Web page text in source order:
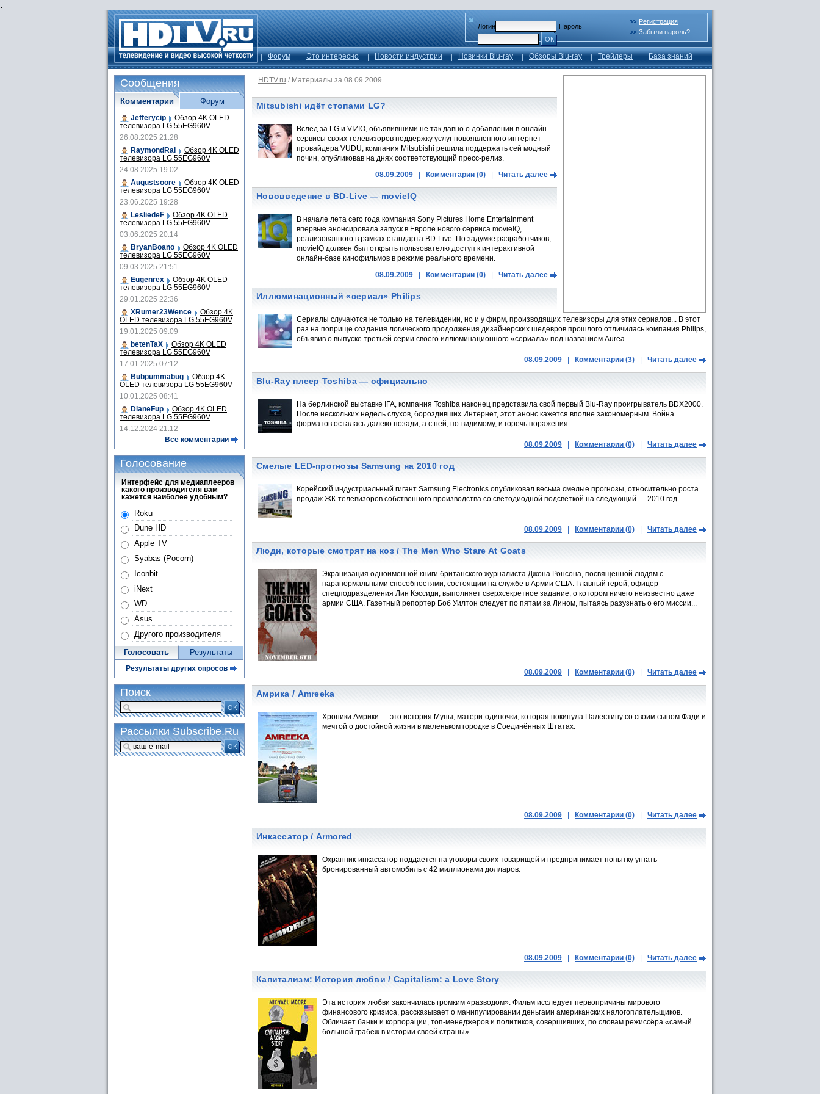
.
Логин
Пароль
ОК
Регистрация
Забыли пароль?
Форум Это интересно Новости индустрии Новинки Blu-ray Обзоры Blu-ray Трейлеры База знаний
HDTV.ru / Материалы за 08.09.2009
Mitsubishi идёт стопами LG?
Вслед за LG и VIZIO, объявившими не так давно о добавлении в онлайн-
сервисы своих телевизоров поддержку услуг новоявленного интернет-
провайдера VUDU, компания Mitsubishi решила поддержать сей модный
почин, опубликовав на днях соответствующий пресс-релиз.
08.09.2009
Комментарии (0) Читать далее
Нововведение в BD-Live — movieIQ
В начале лета сего года компания Sony Pictures Home Entertainment
впервые анонсировала запуск в Европе нового сервиса movieIQ,
реализованного в рамках стандарта BD-Live. По задумке разработчиков,
movieIQ должен был открыть пользователю доступ к интерактивной
онлайн-базе кинофильмов в режиме реального времени.
08.09.2009
Комментарии (0) Читать далее
Иллюминационный «сериал» Philips
Сериалы случаются не только на телевидении, но и у фирм, производящих телевизоры для этих сериалов... В этот
раз на поприще создания логического продолжения дизайнерских шедевров прошлого отличилась компания Philips,
объявив о выпуске третьей серии своего иллюминационного «сериала» под названием Aurea.
08.09.2009 Комментарии (3) Читать далее
Blu-Ray плеер Toshiba — официально
На берлинской выставке IFA, компания Toshiba наконец представила свой первый Blu-Raу проигрыватель BDX2000.
После нескольких недель слухов, бороздивших Интернет, этот анонс кажется вполне закономерным. Война
форматов осталась далеко позади, а с ней, по-видимому, и горечь поражения.
08.09.2009 Комментарии (0) Читать далее
Смелые LED-прогнозы Samsung на 2010 год
Корейский индустриальный гигант Samsung Electronics опубликовал весьма смелые прогнозы, относительно роста
продаж ЖК-телевизоров собственного производства со светодиодной подсветкой на следующий — 2010 год.
08.09.2009 Комментарии (0) Читать далее
Люди, которые смотрят на коз / The Men Who Stare At Goats
Экранизация одноименной книги британского журналиста Джона Ронсона, посвященной людям с
паранормальными способностями, состоящим на службе в Армии США. Главный герой, офицер
спецподразделения Лин Кэссиди, выполняет сверхсекретное задание, о котором ничего неизвестно даже
армии США. Газетный репортер Боб Уилтон следует по пятам за Лином, пытаясь разузнать о его миссии...
08.09.2009 Комментарии (0) Читать далее
Амрика / Amreeka
Хроники Амрики — это история Муны, матери-одиночки, которая покинула Палестину со своим сыном Фади и
мечтой о достойной жизни в маленьком городке в Соединённых Штатах.
08.09.2009 Комментарии (0) Читать далее
Инкассатор / Armored
Охранник-инкассатор поддается на уговоры своих товарищей и предпринимает попытку угнать
бронированный автомобиль с 42 миллионами долларов.
08.09.2009 Комментарии (0) Читать далее
Капитализм: История любви / Capitalism: a Love Story
Эта история любви закончилась громким «разводом». Фильм исследует первопричины мирового
финансового кризиса, рассказывает о манипулировании деньгами американских налогоплательщиков.
Обличает банки и корпорации, топ-менеджеров и политиков, совершивших, по словам режиссёра «самый
большой грабёж в истории своей страны».
Сообщения
Комментарии
Jefferycip Обзор 4K OLED
телевизора LG 55EG960V
26.08.2025 21:28
RaymondRal
Обзор 4K OLED
телевизора LG 55EG960V
24.08.2025 19:02
Augustsoore
Обзор 4K OLED
телевизора LG 55EG960V
23.06.2025 19:28
LesliedeF
Обзор 4K OLED
телевизора LG 55EG960V
03.06.2025 20:14
BryanBoano
Обзор 4K OLED
телевизора LG 55EG960V
09.03.2025 21:51
Eugenrex
Обзор 4K OLED
телевизора LG 55EG960V
29.01.2025 22:36
XRumer23Wence
Обзор 4K
OLED телевизора LG 55EG960V
19.01.2025 09:09
betenTaX
Обзор 4K OLED
телевизора LG 55EG960V
17.01.2025 07:12
Bubpummabug
Обзор 4K
OLED телевизора LG 55EG960V
10.01.2025 08:41
DianeFup
Обзор 4K OLED
телевизора LG 55EG960V
14.12.2024 21:12
Все комментарии
Форум
Голосование
Интерфейс для медиаплееров
какого производителя вам
кажется наиболее удобным?
Roku
Dune HD
Apple TV
Syabas (Pocorn)
Iconbit
iNext
WD
Asus
Другого производителя
Голосовать Результаты
Результаты других опросов
Поиск
ОК
Рассылки Subscribe.Ru
ОК